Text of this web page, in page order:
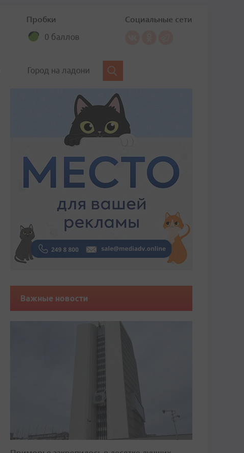
Пробки
0 баллов
Социальные сети
Город на ладони
Важные новости